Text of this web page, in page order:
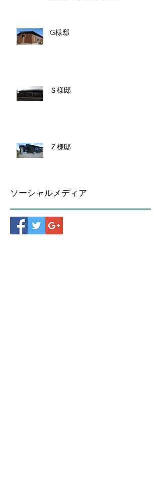
G様邸
Ｓ様邸
Ｚ様邸
ソーシャルメディア